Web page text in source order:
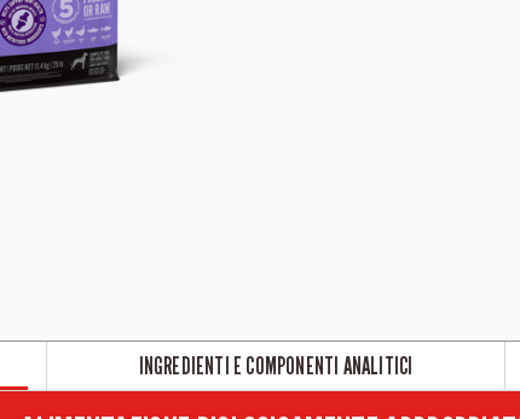
INGREDIENTI E COMPONENTI ANALITICI